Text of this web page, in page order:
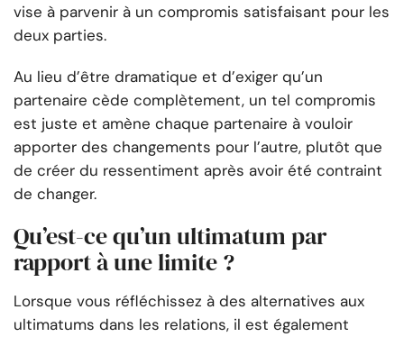
vise à parvenir à un compromis satisfaisant pour les
deux parties.
Au lieu d’être dramatique et d’exiger qu’un
partenaire cède complètement, un tel compromis
est juste et amène chaque partenaire à vouloir
apporter des changements pour l’autre, plutôt que
de créer du ressentiment après avoir été contraint
de changer.
Qu’est-ce qu’un ultimatum par
rapport à une limite ?
Lorsque vous réfléchissez à des alternatives aux
ultimatums dans les relations, il est également